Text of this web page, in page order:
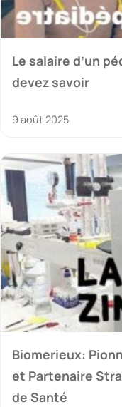
Le salaire d’un
devez savoir
9 août 2025
Biomerieux:
et Partenaire
de Santé